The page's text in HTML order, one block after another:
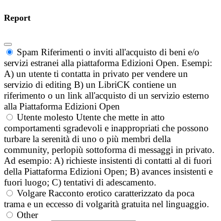
Report
Spam Riferimenti o inviti all'acquisto di beni e/o
servizi estranei alla piattaforma Edizioni Open. Esempi:
A) un utente ti contatta in privato per vendere un
servizio di editing B) un LibriCK contiene un
riferimento o un link all'acquisto di un servizio esterno
alla Piattaforma Edizioni Open
Utente molesto Utente che mette in atto
comportamenti sgradevoli e inappropriati che possono
turbare la serenità di uno o più membri della
community, perlopiù sottoforma di messaggi in privato.
Ad esempio: A) richieste insistenti di contatti al di fuori
della Piattaforma Edizioni Open; B) avances insistenti e
fuori luogo; C) tentativi di adescamento.
Volgare Racconto erotico caratterizzato da poca
trama e un eccesso di volgarità gratuita nel linguaggio.
Other